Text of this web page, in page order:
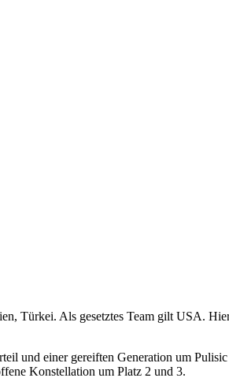
Türkei. Als gesetztes Team gilt USA.
und einer gereiften Generation um
Konstellation um Platz 2 und 3.